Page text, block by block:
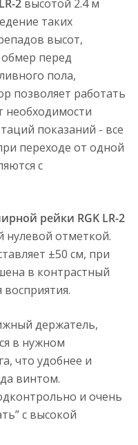
2 высотой 2.4 м
таких
высот,
перед
пола,
позволяет работать
необходимости
показаний - все
переходе от одной
с
рейки RGK LR-2
нулевой отметкой.
±50 см, при
в контрастный
держатель,
в нужном
что удобнее и
винтом.
и очень
с высокой